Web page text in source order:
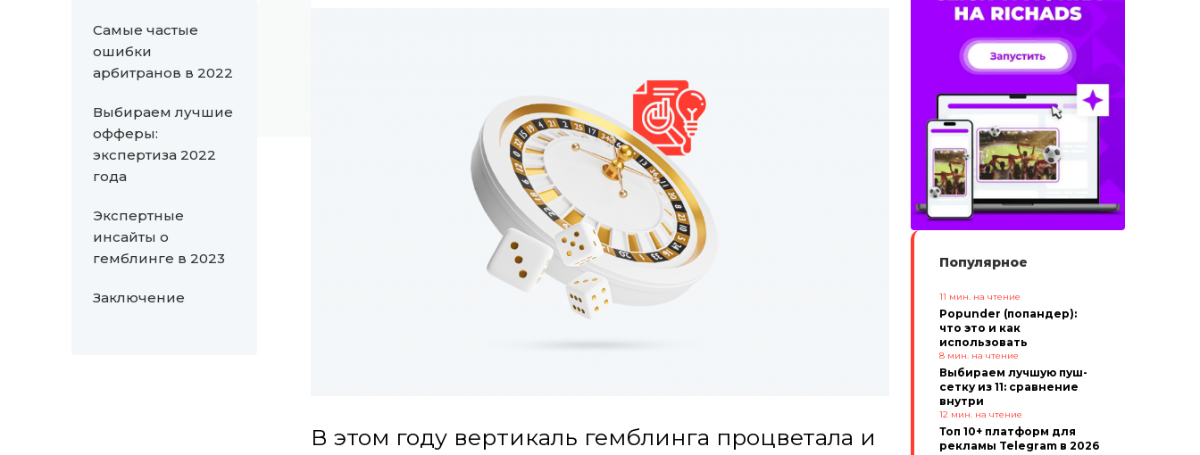
Самые частые
ошибки
арбитранов в 2022
Выбираем лучшие
офферы:
экспертиза 2022
года
Экспертные
инсайты о
гемблинге в 2023
Заключение
В этом году вертикаль гемблинга процветала и
Популярное
11 мин. на чтение
Popunder (попандер):
что это и как
использовать
8 мин. на чтение
Выбираем лучшую пуш-
сетку из 11: сравнение
внутри
12 мин. на чтение
Топ 10+ платформ для
рекламы Telegram в 2026